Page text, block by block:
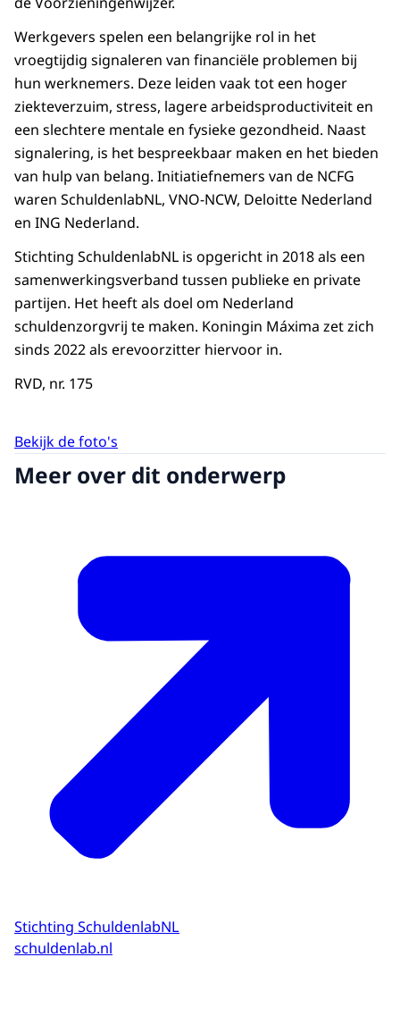
Werkgevers spelen een belangrijke rol in het
vroegtijdig signaleren van financiële problemen bij
hun werknemers. Deze leiden vaak tot een hoger
ziekteverzuim, stress, lagere arbeidsproductiviteit en
een slechtere mentale en fysieke gezondheid. Naast
signalering, is het bespreekbaar maken en het bieden
van hulp van belang. Initiatiefnemers van de NCFG
waren SchuldenlabNL, VNO-NCW, Deloitte Nederland
en ING Nederland.
Stichting SchuldenlabNL is opgericht in 2018 als een
samenwerkingsverband tussen publieke en private
partijen. Het heeft als doel om Nederland
schuldenzorgvrij te maken. Koningin Máxima zet zich
sinds 2022 als erevoorzitter hiervoor in.
RVD, nr. 175
Bekijk de foto's
Meer over dit onderwerp
Stichting SchuldenlabNL
schuldenlab.nl